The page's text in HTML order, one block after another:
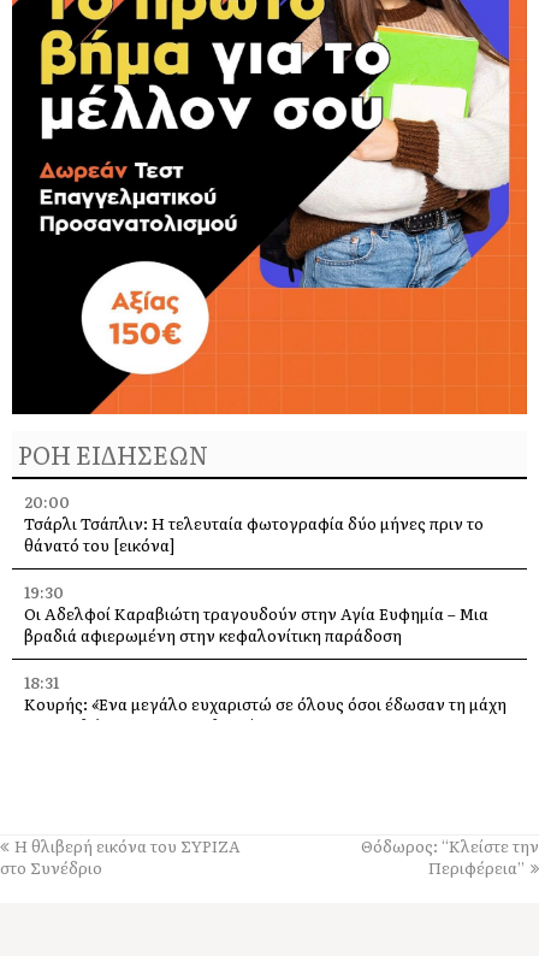
ΡΟΗ ΕΙΔΗΣΕΩΝ
20:00
Τσάρλι Τσάπλιν: Η τελευταία φωτογραφία δύο μήνες πριν το
θάνατό του [εικόνα]
19:30
Οι Αδελφοί Καραβιώτη τραγουδούν στην Αγία Ευφημία – Μια
βραδιά αφιερωμένη στην κεφαλονίτικη παράδοση
18:31
Κουρής: «Ένα μεγάλο ευχαριστώ σε όλους όσοι έδωσαν τη μάχη
με τις φλόγες στην Κεφαλονιά»
18:00
Η Χορωδία και Μαντολινάτα Αργοστολίου τραγουδά στο
Η θλιβερή εικόνα του ΣΥΡΙΖΑ
στο Συνέδριο
Θόδωρος: “Κλείστε την
Περιφέρεια”